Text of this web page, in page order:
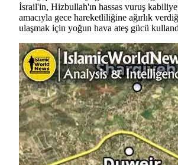
İsrail'in, Hizbullah'ın hassas vuruş
amacıyla gece hareketliliğine ağırlık
ulaşmak için yoğun hava ateş gücü